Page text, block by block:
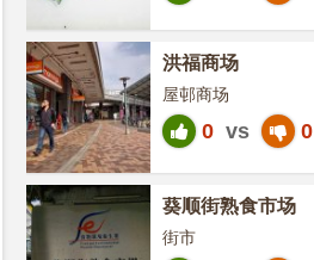
洪福商场
屋邨商场
0 vs 0
葵顺街熟食市场
街市